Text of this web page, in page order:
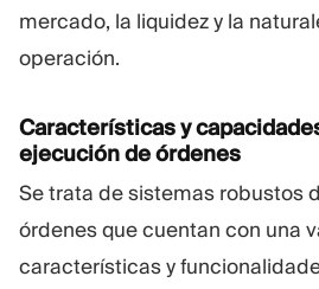
mercado, la liquidez y la
operación.
Características y
ejecución de órdenes
Se trata de sistemas robustos
órdenes que cuentan con una
características y